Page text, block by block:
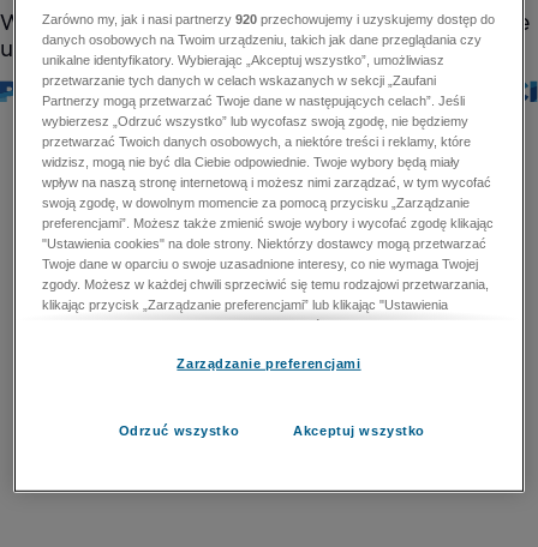
Zarówno my, jak i nasi partnerzy920 przechowujemy i uzyskujemy dostęp do
danych osobowych na Twoim urządzeniu, takich jak dane przeglądania czy
unikalne identyfikatory. Wybierając „Akceptuj wszystko”, umożliwiasz
przetwarzanie tych danych w celach wskazanych w sekcji „Zaufani
Partnerzy mogą przetwarzać Twoje dane w następujących celach”. Jeśli
wybierzesz „Odrzuć wszystko” lub wycofasz swoją zgodę, nie będziemy
przetwarzać Twoich danych osobowych, a niektóre treści i reklamy, które
widzisz, mogą nie być dla Ciebie odpowiednie. Twoje wybory będą miały
wpływ na naszą stronę internetową i możesz nimi zarządzać, w tym wycofać
swoją zgodę, w dowolnym momencie za pomocą przycisku „Zarządzanie
preferencjami”. Możesz także zmienić swoje wybory i wycofać zgodę klikając
"Ustawienia cookies" na dole strony. Niektórzy dostawcy mogą przetwarzać
Twoje dane w oparciu o swoje uzasadnione interesy, co nie wymaga Twojej
zgody. Możesz w każdej chwili sprzeciwić się temu rodzajowi przetwarzania,
klikając przycisk „Zarządzanie preferencjami” lub klikając "Ustawienia
cookies" na dole strony. Nie możesz sprzeciwić się przetwarzaniu przez
zapobiegania oszustwom i naprawiania błędów, a w tym celu mogą zostać
przetwarzaniu danych osobowych w celu dostarczania i prezentacji reklam i
Zarządzanie preferencjami
Odrzuć wszystko Akceptuj wszystko